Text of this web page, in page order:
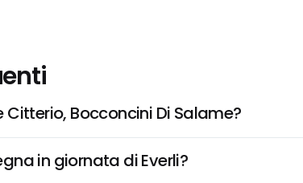
Bocconcini Di Salame?
in giornata di Everli?